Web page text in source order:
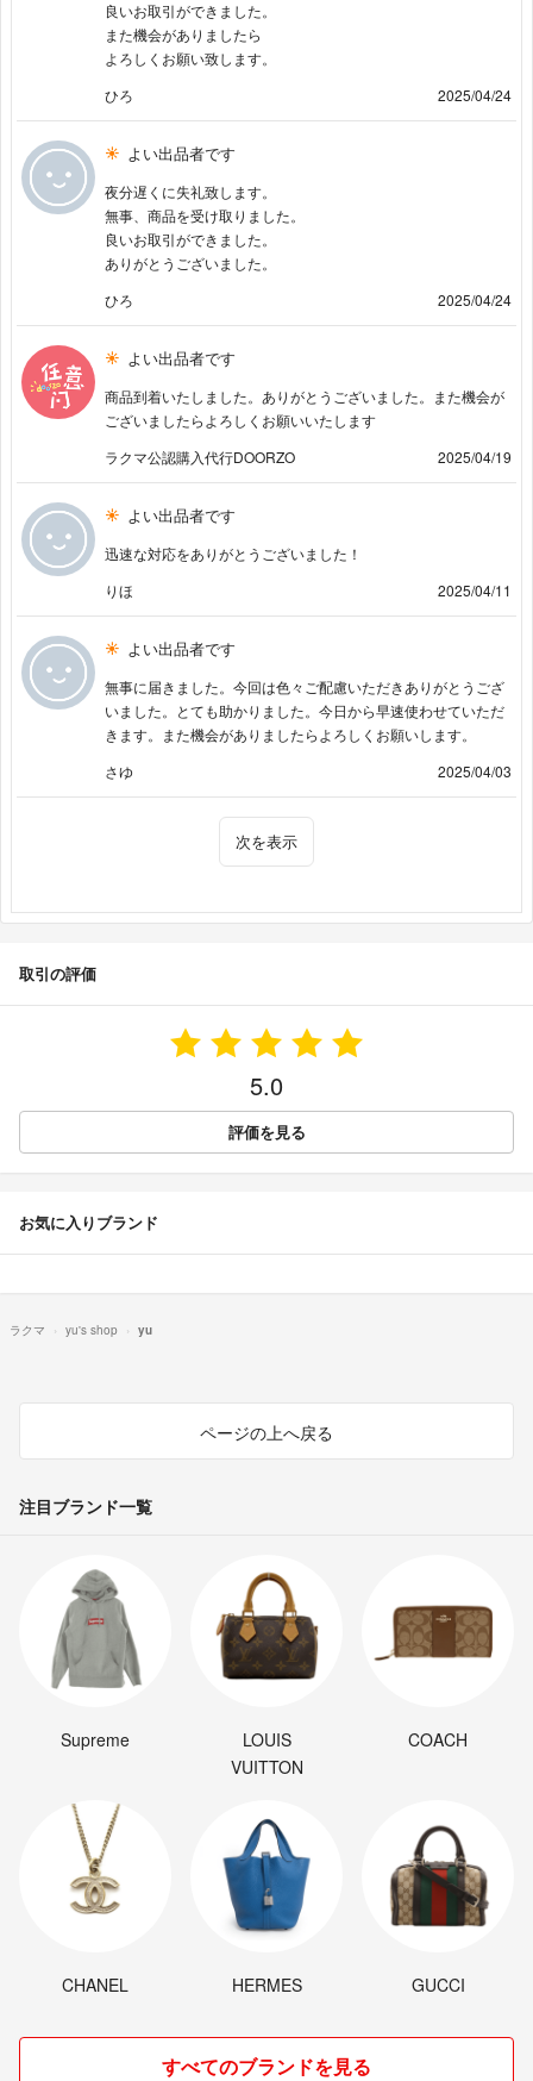
良いお取引ができました。
また機会がありましたら
よろしくお願い致します。
ひろ
2025/04/24
よい出品者です
夜分遅くに失礼致します。
無事、商品を受け取りました。
良いお取引ができました。
ありがとうございました。
ひろ
2025/04/24
よい出品者です
商品到着いたしました。ありがとうございました。また機会が
ございましたらよろしくお願いいたします
ラクマ公認購入代行DOORZO
2025/04/19
よい出品者です
迅速な対応をありがとうございました！
りほ
2025/04/11
よい出品者です
無事に届きました。今回は色々ご配慮いただきありがとうござ
いました。とても助かりました。今日から早速使わせていただ
きます。また機会がありましたらよろしくお願いします。
さゆ
2025/04/03
次を表示
取引の評価
5.0
評価を見る
お気に入りブランド
ラクマ yu's shop yu
ページの上へ戻る
注目ブランド一覧
Supreme
LOUIS
VUITTON
COACH
CHANEL HERMES GUCCI
すべてのブランドを見る